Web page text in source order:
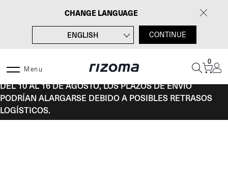
contenido
CHANGE LANGUAGE
ENGLISH
DEUTSCH
ITALIANO
CONTINUE
Menu
0
DEL 10 AL 16 DE AGOSTO, LOS PLAZOS DE ENVÍO
PODRÍAN ALARGARSE DEBIDO A POSIBLES RETRASOS
LOGÍSTICOS.